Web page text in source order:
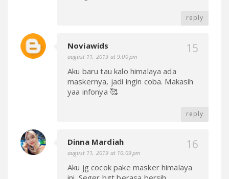
reply
Noviawids
august 11, 2019 at 9:00 pm
Aku baru tau kalo himalaya ada
maskernya, jadi ingin coba. Makasih
yaa infonya 🥰
reply
Dinna Mardiah
august 11, 2019 at 10:09 pm
Aku jg cocok pake masker himalaya